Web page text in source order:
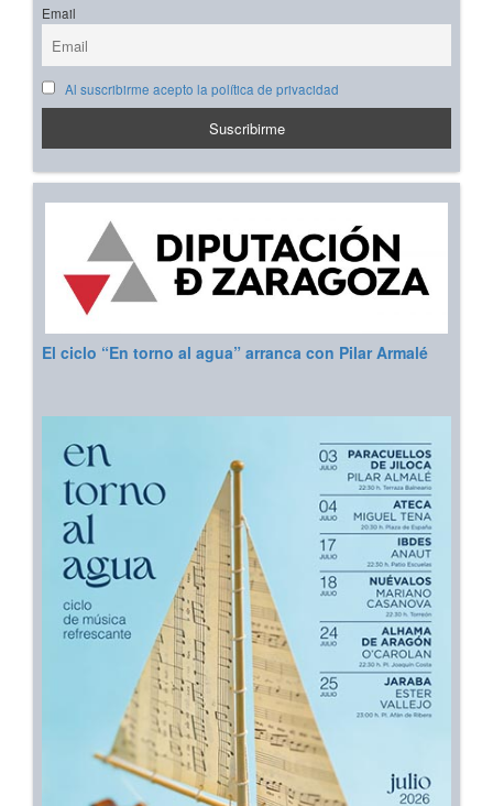
Email
Al suscribirme acepto la política de privacidad
El ciclo “En torno al agua” arranca con Pilar Armalé